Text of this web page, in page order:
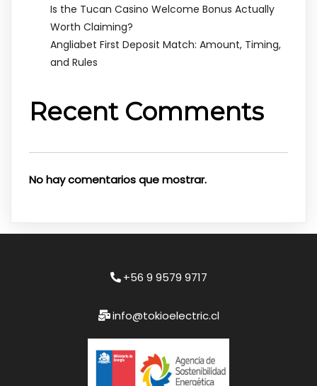
Is the Tucan Casino Welcome Bonus Actually
Worth Claiming?
Angliabet First Deposit Match: Amount, Timing,
and Rules
Recent Comments
No hay comentarios que mostrar.
+56 9 9579 9717
info@tokioelectric.cl